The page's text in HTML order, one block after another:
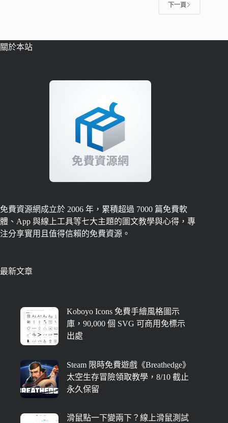
下一頁
關於本站
免費資源網成立於 2006 年，累積超過 7000 篇免費軟
體、App 與線上工具等七大主題的圖文教學與心得，專
注分享實用且值得信賴的免費資源。
最新文章
Koboyo Icons 免費手繪風格圖示
庫，90,000 個 SVG 可商用免標示
出處
Steam 限時免費遊戲《Breathedge》
太空生存冒險領取教學，8/10 截止
永久保留
滑鼠點一下變兩下？線上滑鼠測試